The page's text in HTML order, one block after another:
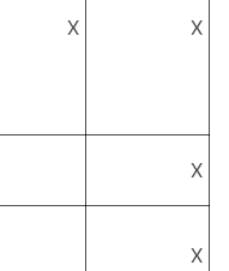
X
X
X
X